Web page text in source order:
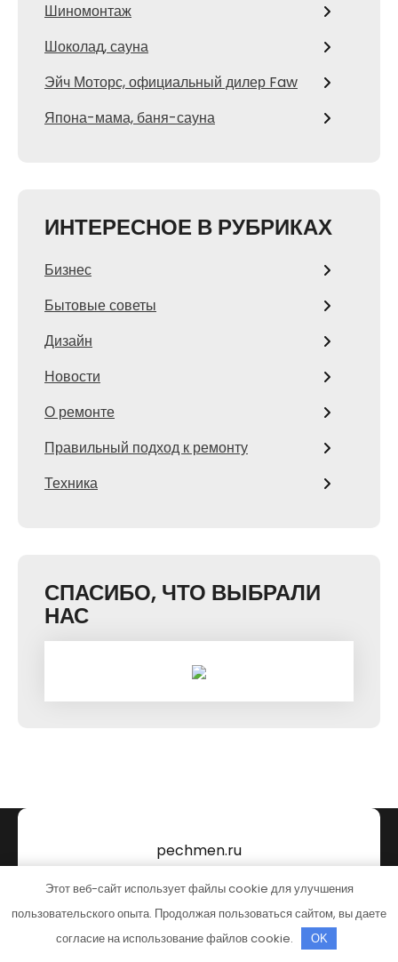
Шиномонтаж
Шоколад, сауна
Эйч Моторс, официальный дилер Faw
Япона-мама, баня-сауна
ИНТЕРЕСНОЕ В РУБРИКАХ
Бизнес
Бытовые советы
Дизайн
Новости
О ремонте
Правильный подход к ремонту
Техника
СПАСИБО, ЧТО ВЫБРАЛИ
НАС
pechmen.ru
Тема от Grace Themes
Этот веб-сайт использует файлы cookie для улучшения
пользовательского опыта. Продолжая пользоваться сайтом, вы даете
согласие на использование файлов cookie.
OK